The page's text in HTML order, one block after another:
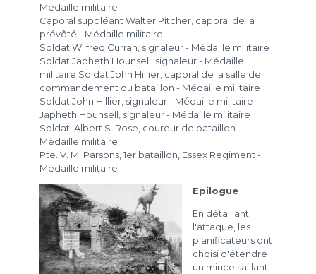
Médaille militaire
Caporal suppléant Walter Pitcher, caporal de la
prévôté - Médaille militaire
Soldat Wilfred Curran, signaleur - Médaille militaire
Soldat Japheth Hounsell, signaleur - Médaille
militaire Soldat John Hillier, caporal de la salle de
commandement du bataillon - Médaille militaire
Soldat John Hillier, signaleur - Médaille militaire
Japheth Hounsell, signaleur - Médaille militaire
Soldat. Albert S. Rose, coureur de bataillon -
Médaille militaire
Pte. V. M. Parsons, 1er bataillon, Essex Regiment -
Médaille militaire
Epilogue
En détaillant
l'attaque, les
planificateurs ont
choisi d'étendre
un mince saillant